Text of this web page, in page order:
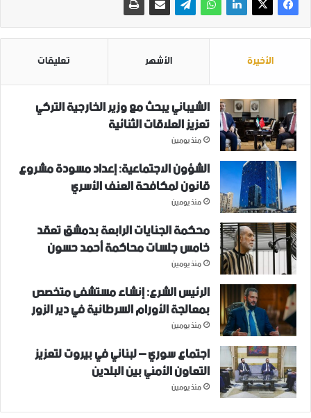
الأخيرة الأشهر تعليقات
الشيباني يبحث مع وزير الخارجية التركي
تعزيز العلاقات الثنائية
منذ يومين
الشؤون الاجتماعية: إعداد مسودة مشروع
قانون لمكافحة العنف الأسري ‏
منذ يومين
محكمة الجنايات الرابعة بدمشق تعقد
خامس جلسات محاكمة أحمد حسون
منذ يومين
الرئيس الشرع: إنشاء ‌‏مستشفى متخصص
بمعالجة الأورام السرطانية في دير الزور
منذ يومين
اجتماع سوري – لبناني في بيروت لتعزيز
التعاون ‏الأمني ‏بين البلدين
منذ يومين